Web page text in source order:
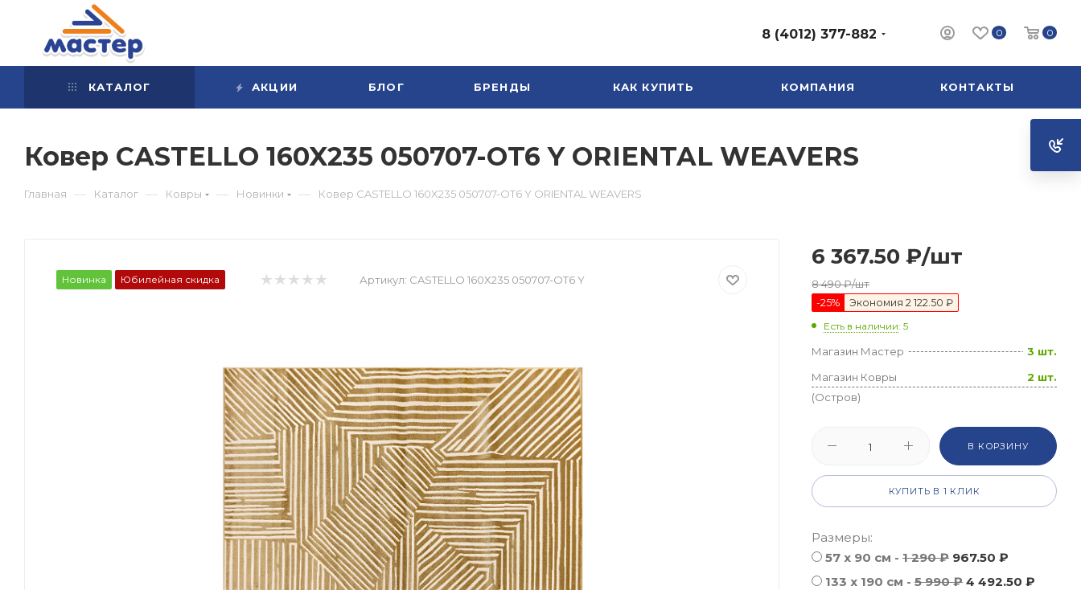
0 0
8 (4012) 377-882
КАТАЛОГ АКЦИИ БЛОГ БРЕНДЫ КАК КУПИТЬ КОМПАНИЯ КОНТАКТЫ
Ковер CASTELLO 160X235 050707-OT6 Y ORIENTAL WEAVERS
Главная — Каталог — Ковры — Новинки — Ковер CASTELLO 160X235 050707-OT6 Y ORIENTAL WEAVERS
Новинка Юбилейная скидка Артикул: CASTELLO 160X235 050707-OT6 Y
6 367.50 ₽/шт
8 490₽/шт
-25% Экономия 2 122.50 ₽
Есть в наличии: 5
Магазин Мастер
3 шт.
Магазин Ковры
(Остров)
2 шт.
В КОРЗИНУ
КУПИТЬ В 1 КЛИК
Размеры:
57 х 90 см - 1 290 ₽ 967.50 ₽
133 x 190 см - 5 990 ₽ 4 492.50 ₽